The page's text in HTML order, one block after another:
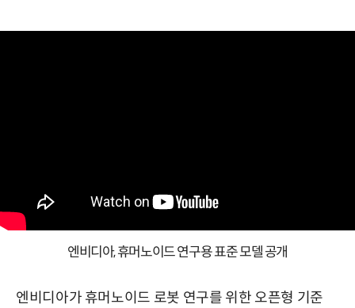
엔비디아, 휴머노이드 연구용 표준 모델 공개
엔비디아가 휴머노이드 로봇 연구를 위한 오픈형 기준